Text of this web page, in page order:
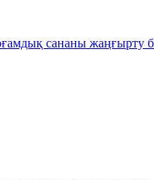
сананы жаңғырту